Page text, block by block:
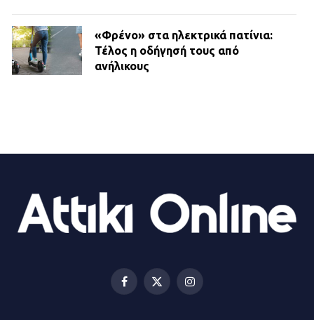
«Φρένο» στα ηλεκτρικά πατίνια:
Τέλος η οδήγησή τους από
ανήλικους
Βριλήσσια: Αυτοκίνητο έσπασε
τζαμαρία και μπήκε μέσα σε μαγαζί
Facebook
X
Instagram